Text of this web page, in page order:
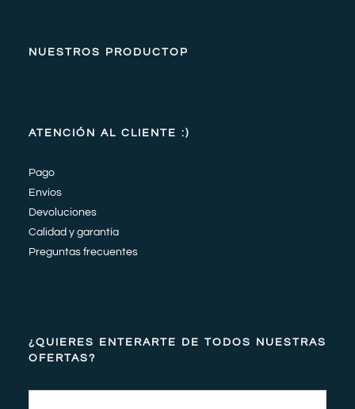
NUESTROS PRODUCTOP
ATENCIÓN AL CLIENTE :)
Pago
Envíos
Devoluciones
Calidad y garantía
Preguntas frecuentes
¿QUIERES ENTERARTE DE TODOS NUESTRAS
OFERTAS?